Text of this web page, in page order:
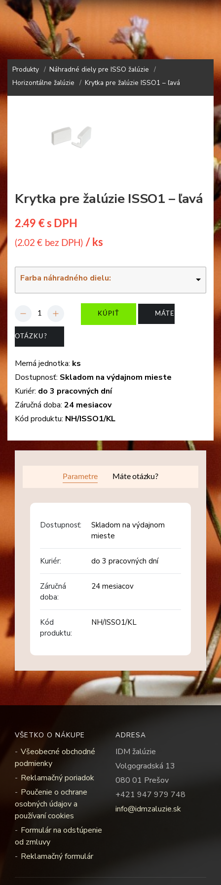
Produkty
Náhradné diely pre ISSO žalúzie
Horizontálne žalúzie
Krytka pre žalúzie ISSO1 – ľavá
Krytka pre žalúzie ISSO1 – ľavá
2.49 € s DPH
(2.02 € bez DPH) / ks
Farba náhradného dielu:
- + KÚPIŤ MÁTE
OTÁZKU?
Merná jednotka: ks
Dostupnosť: Skladom na výdajnom mieste
Kuriér: do 3 pracovných dní
Záručná doba: 24 mesiacov
Kód produktu: NH/ISSO1/KL
Parametre Máte otázku?
Dostupnosť:
Skladom na výdajnom
mieste
Kuriér: do 3 pracovných dní
Záručná
doba:
24 mesiacov
Kód
produktu:
NH/ISSO1/KL
VŠETKO O NÁKUPE
Všeobecné obchodné
podmienky
Reklamačný poriadok
Poučenie o ochrane
osobných údajov a
používaní cookies
Formulár na odstúpenie
od zmluvy
Reklamačný formulár
ADRESA
IDM žalúzie
Volgogradská 13
080 01 Prešov
+421 947 979 748
info@idmzaluzie.sk